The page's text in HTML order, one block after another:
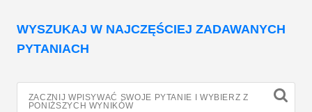
WYSZUKAJ W NAJCZĘŚCIEJ ZADAWANYCH
PYTANIACH
ZACZNIJ WPISYWAĆ SWOJE PYTANIE I WYBIERZ Z
PONIŻSZYCH WYNIKÓW